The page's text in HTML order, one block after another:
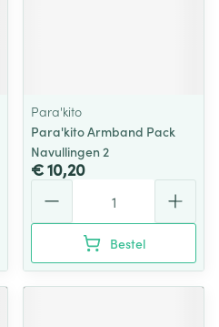
Para'kito
Para'kito Armband Pack
Navullingen 2
€ 10,20
Bestel